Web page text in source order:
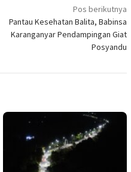
Pos berikutnya
Pantau Kesehatan Balita, Babinsa
Karanganyar Pendampingan Giat
Posyandu